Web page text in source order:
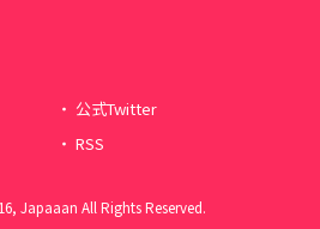
公式Twitter
RSS
Japaaan All Rights Reserved.